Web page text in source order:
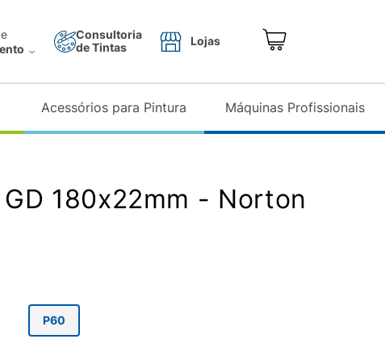
Consultoria
de Tintas
Lojas
Acessórios para Pintura Máquinas Profissionais
180x22mm - Norton
P60